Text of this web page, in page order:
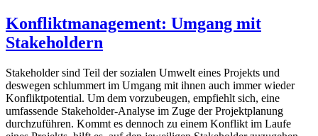
Konfliktmanagement: Umgang mit
Stakeholdern
Stakeholder sind Teil der sozialen Umwelt eines Projekts und
deswegen schlummert im Umgang mit ihnen auch immer wieder
Konfliktpotential. Um dem vorzubeugen, empfiehlt sich, eine
umfassende Stakeholder-Analyse im Zuge der Projektplanung
durchzuführen. Kommt es dennoch zu einem Konflikt im Laufe